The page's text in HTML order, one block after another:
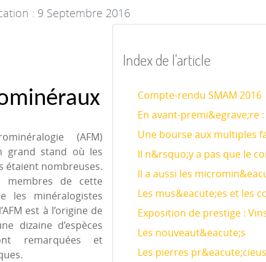
: 9 Septembre 2016
Index de l'article
Compte-rendu SMAM 2016
En avant-
Une bourse aux multiples
Il n&rsquo;y a pas que le
Il a aussi les
Les mus&eacute;es et les
Exposition de prestige :
Les nouveaut&eacute;s
Les pierres
(AFM)
grand stand où les
étaient nombreuses.
membres de cette
les minéralogistes
est à l’origine de
dizaine d’espèces
remarquées et